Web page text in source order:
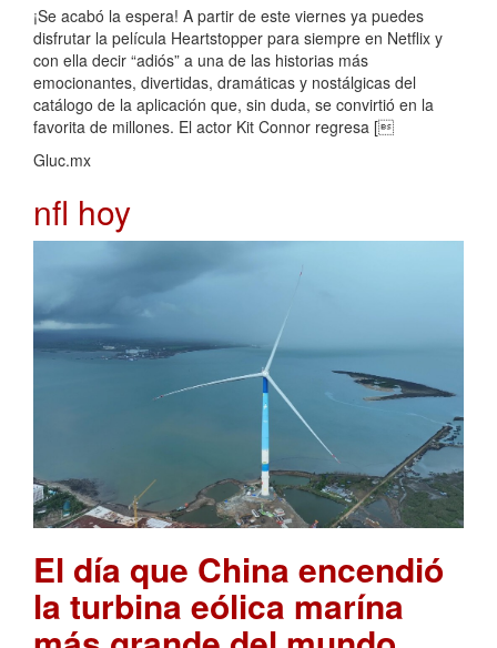
¡Se acabó la espera! A partir de este viernes ya puedes
disfrutar la película Heartstopper para siempre en Netflix y
con ella decir “adiós” a una de las historias más
emocionantes, divertidas, dramáticas y nostálgicas del
catálogo de la aplicación que, sin duda, se convirtió en la
favorita de millones. El actor Kit Connor regresa [
Gluc.mx
nfl hoy
El día que China encendió
la turbina eólica marína